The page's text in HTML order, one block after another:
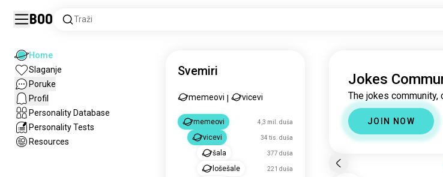
Boo Traži
Home
Slaganje
Poruke
Profil
Personality Database
Personality Tests
Resources
Svemiri
memeovi vicevi
memeovi 4,3 mil. duša
vicevi 34 tis. duša
šala 377 duša
lošešale 221 duša
Jokes
The jokes community,
JOIN NOW